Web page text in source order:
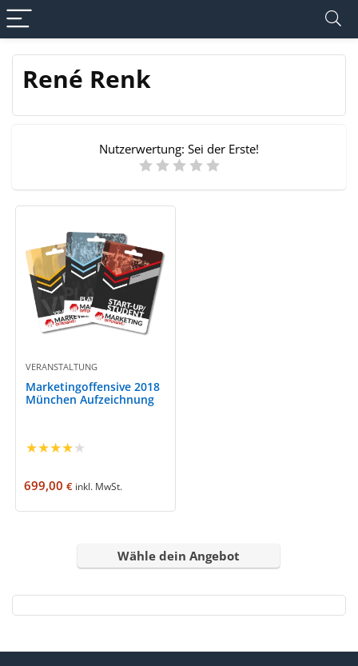
René Renk
Nutzerwertung: Sei der Erste!
VERANSTALTUNG
Marketingoffensive 2018
München Aufzeichnung
★★★★★
699,00€ inkl. MwSt.
Wähle dein Angebot